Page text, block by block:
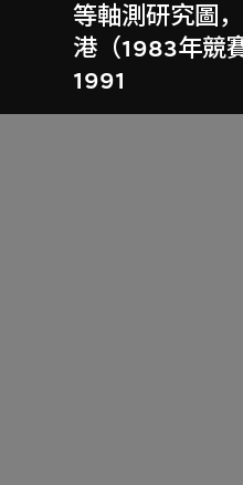
等軸測研究圖
港（1983年競
1991